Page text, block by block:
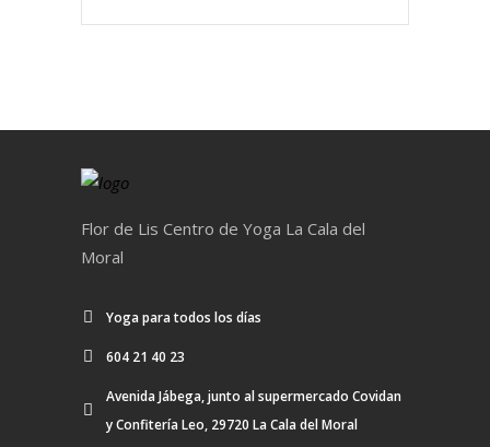
Flor de Lis Centro de Yoga La Cala del
Moral
Yoga para todos los días
604 21 40 23
Avenida Jábega, junto al supermercado Covidan
y Confitería Leo, 29720 La Cala del Moral